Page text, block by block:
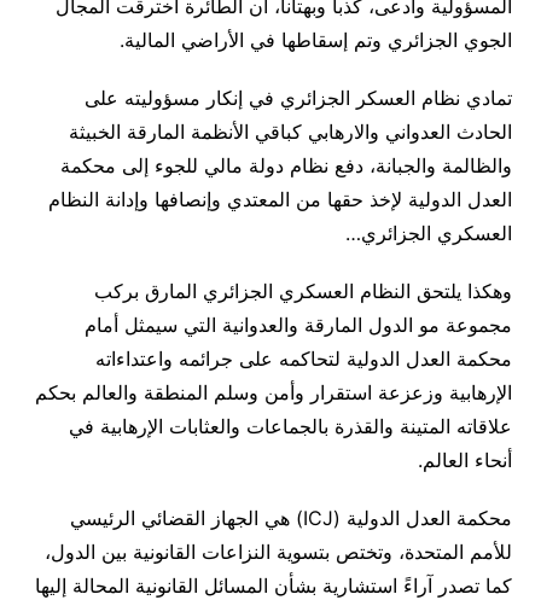
المسؤولية وادعى، كذبا وبهتانا، أن الطائرة اخترقت المجال
الجوي الجزائري وتم إسقاطها في الأراضي المالية.
تمادي نظام العسكر الجزائري في إنكار مسؤوليته على
الحادث العدواني والارهابي كباقي الأنظمة المارقة الخبيثة
والظالمة والجبانة، دفع نظام دولة مالي للجوء إلى محكمة
العدل الدولية لإخذ حقها من المعتدي وإنصافها وإدانة النظام
العسكري الجزائري…
وهكذا يلتحق النظام العسكري الجزائري المارق بركب
مجموعة مو الدول المارقة والعدوانية التي سيمثل أمام
محكمة العدل الدولية لتحاكمه على جرائمه واعتداءاته
الإرهابية وزعزعة استقرار وأمن وسلم المنطقة والعالم بحكم
علاقاته المتينة والقذرة بالجماعات والعثابات الإرهابية في
أنحاء العالم.
محكمة العدل الدولية (ICJ) هي الجهاز القضائي الرئيسي
للأمم المتحدة، وتختص بتسوية النزاعات القانونية بين الدول،
كما تصدر آراءً استشارية بشأن المسائل القانونية المحالة إليها